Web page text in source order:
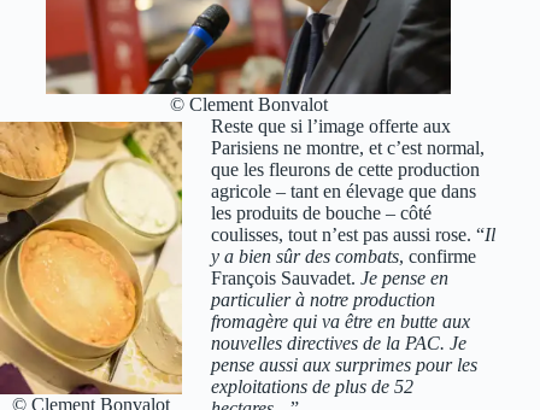
© Clement Bonvalot
© Clement Bonvalot
Reste que si l’image offerte aux
Parisiens ne montre, et c’est normal,
que les fleurons de cette production
agricole – tant en élevage que dans
les produits de bouche – côté
coulisses, tout n’est pas aussi rose. “Il
y a bien sûr des combats, confirme
François Sauvadet. Je pense en
particulier à notre production
fromagère qui va être en butte aux
nouvelles directives de la PAC. Je
pense aussi aux surprimes pour les
exploitations de plus de 52